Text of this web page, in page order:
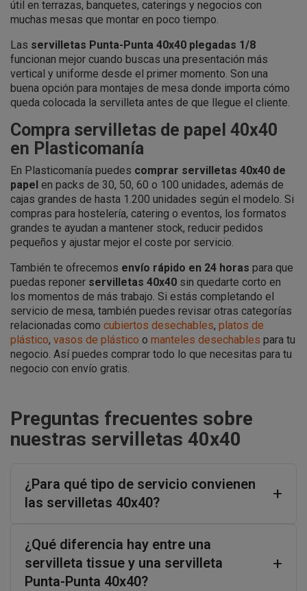
útil en terrazas, banquetes, caterings y negocios con
muchas mesas que montar en poco tiempo.
Las servilletas Punta-Punta 40x40 plegadas 1/8
funcionan mejor cuando buscas una presentación más
vertical y uniforme desde el primer momento. Son una
buena opción para montajes de mesa donde importa cómo
queda colocada la servilleta antes de que llegue el cliente.
Compra servilletas de papel 40x40
en Plasticomanía
En Plasticomanía puedes comprar servilletas 40x40 de
papel en packs de 30, 50, 60 o 100 unidades, además de
cajas grandes de hasta 1.200 unidades según el modelo. Si
compras para hostelería, catering o eventos, los formatos
grandes te ayudan a mantener stock, reducir pedidos
pequeños y ajustar mejor el coste por servicio.
También te ofrecemos envío rápido en 24 horas para que
puedas reponer servilletas 40x40 sin quedarte corto en
los momentos de más trabajo. Si estás completando el
servicio de mesa, también puedes revisar otras categorías
relacionadas como cubiertos desechables, platos de
plástico, vasos de plástico o manteles desechables para tu
negocio. Así puedes comprar todo lo que necesitas para tu
negocio con envío gratis.
Preguntas frecuentes sobre
nuestras servilletas 40x40
¿Para qué tipo de servicio convienen
las servilletas 40x40?
¿Qué diferencia hay entre una
servilleta tissue y una servilleta
Punta-Punta 40x40?